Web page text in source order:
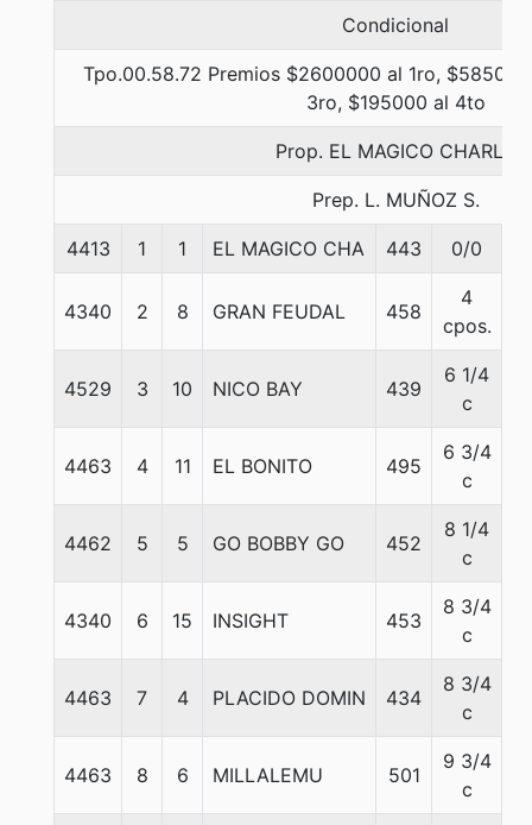
Condicional
Tpo.00.58.72 Premios $2600000 al 1ro,
3ro, $195000 al 4to
Prop. EL MAGICO CHARLY
Prep. L. MUÑOZ S.
4413 1 1 EL MAGICO CHA 443 0/0
4340 2 8 GRAN FEUDAL 458
4
cpos.
4529 3 10 NICO BAY 439
6 1/4
c
4463 4 11 EL BONITO 495
6 3/4
c
4462 5 5 GO BOBBY GO 452
8 1/4
c
4340 6 15 INSIGHT 453
8 3/4
c
4463 7 4 PLACIDO DOMIN 434
8 3/4
c
4463 8 6 MILLALEMU 501
9 3/4
c